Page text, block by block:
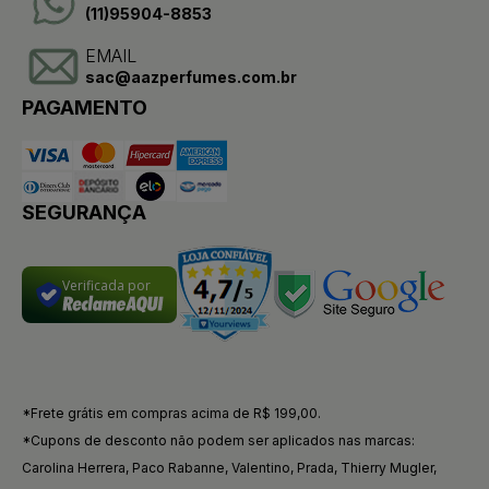
(11)95904-8853
EMAIL
sac@aazperfumes.com.br
PAGAMENTO
SEGURANÇA
Verificada por
*Frete grátis em compras acima de R$ 199,00.
*Cupons de desconto não podem ser aplicados nas marcas:
Carolina Herrera, Paco Rabanne, Valentino, Prada, Thierry Mugler,